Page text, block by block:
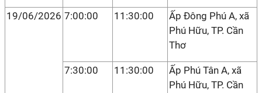
19/06/2026 7:00:00 11:30:00
Ấp Đông Phú A, xã
Phú Hữu, TP. Cần
Thơ
7:30:00 11:30:00
Ấp Phú Tân A, xã
Phú Hữu, TP. Cần